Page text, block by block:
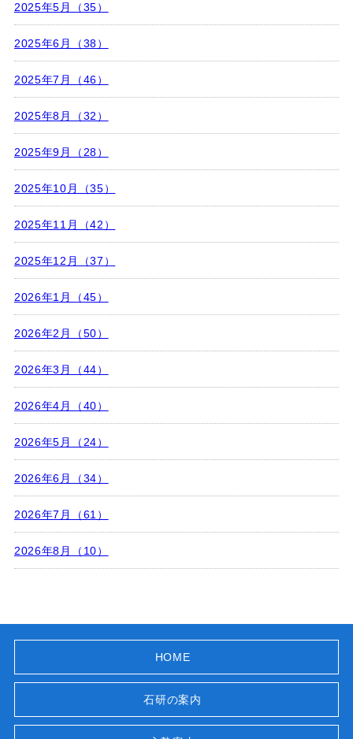
2025年5月（35）
2025年6月（38）
2025年7月（46）
2025年8月（32）
2025年9月（28）
2025年10月（35）
2025年11月（42）
2025年12月（37）
2026年1月（45）
2026年2月（50）
2026年3月（44）
2026年4月（40）
2026年5月（24）
2026年6月（34）
2026年7月（61）
2026年8月（10）
HOME
石研の案内